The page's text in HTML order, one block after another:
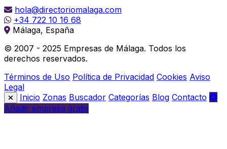
hola@directoriomalaga.com
+34 722 10 16 68
Málaga, España
© 2007 - 2025 Empresas de Málaga. Todos los
derechos reservados.
Términos de Uso Política de Privacidad Cookies Aviso
Legal
Inicio Zonas Buscador Categorías Blog Contacto
Añadir empresa gratis